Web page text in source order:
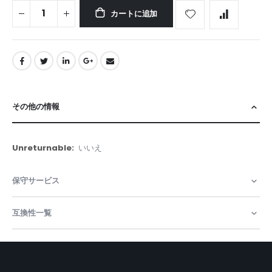
カートに追加
その他の情報
そ
の
情
報
いいえ
保守サービス
互換性一覧